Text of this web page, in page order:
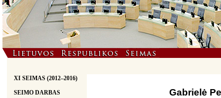
XI SEIMAS (2012–2016)
SEIMO DARBAS Gabrielė